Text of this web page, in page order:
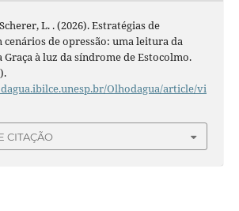
L. . (2026). Estratégias de
de opressão: uma leitura da
à luz da síndrome de Estocolmo.
Olhodagua/article/vi
CITAÇÃO